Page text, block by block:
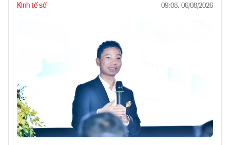
Kinh tế số 09:08, 06/08/2026